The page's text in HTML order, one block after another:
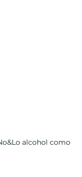
alcohol como